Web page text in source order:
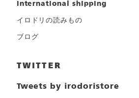
international shipping
イロドリの読みもの
ブログ
TWITTER
Tweets by irodoristore